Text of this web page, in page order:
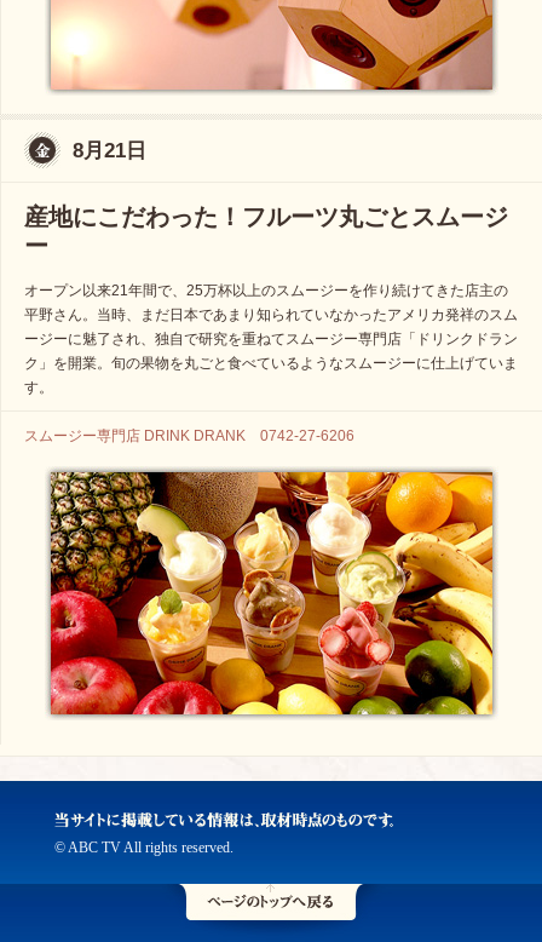
8月21日
産地にこだわった！フルーツ丸ごとスムージ
ー
オープン以来21年間で、25万杯以上のスムージーを作り続けてきた店主の
平野さん。当時、まだ日本であまり知られていなかったアメリカ発祥のスム
ージーに魅了され、独自で研究を重ねてスムージー専門店「ドリンクドラン
ク」を開業。旬の果物を丸ごと食べているようなスムージーに仕上げていま
す。
スムージー専門店 DRINK DRANK 0742-27-6206
© ABC TV All rights reserved.